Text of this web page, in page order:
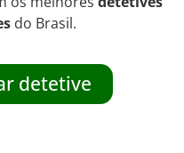
do Brasil.
detetive